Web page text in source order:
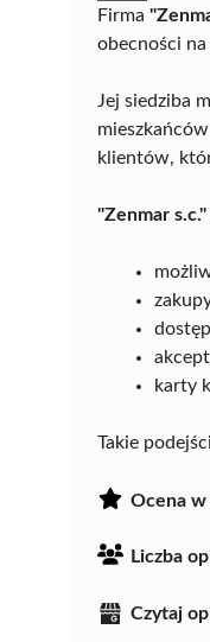
Firma
obecności
Jej siedziba
klientów,
"Zenmar s.c."
karty
Takie
Ocena w
Liczba
Czytaj